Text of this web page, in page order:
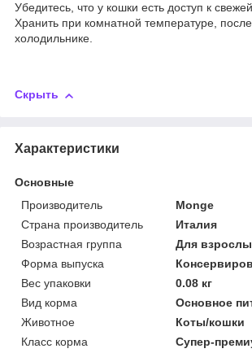
Убедитесь, что у кошки есть доступ к
Хранить при комнатной температуре,
холодильнике.
Скрыть
Характеристики
Основные
Производитель
Monge
Страна производитель
Италия
Возрастная группа
Для
Форма выпуска
Вес упаковки
0.08 кг
Вид корма
Основное
Животное
Коты/кошки
Класс корма
Супер-